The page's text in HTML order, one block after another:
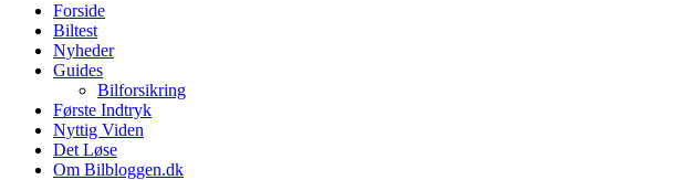
Forside
Biltest
Nyheder
Guides
Bilforsikring
Første Indtryk
Nyttig Viden
Det Løse
Om Bilbloggen.dk